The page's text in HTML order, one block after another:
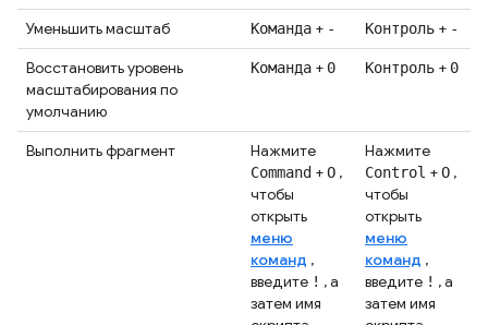
Уменьшить масштаб Команда + - Контроль + -
Восстановить уровень
масштабирования по
умолчанию
Команда + 0 Контроль + 0
Выполнить фрагмент Нажмите
Command +O ,
чтобы
открыть
меню
команд ,
введите ! , а
затем имя
Нажмите
Control +O ,
чтобы
открыть
меню
команд ,
введите ! , а
затем имя